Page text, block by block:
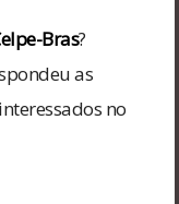
Bras?
as
no